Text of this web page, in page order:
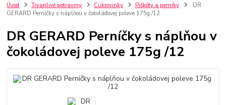
Úvod Trvanlivé potraviny Cukrovinky Piškóty a perníky
DR
GERARD Perníčky s náplňou v čokoládovej poleve 175g /12
DR GERARD Perníčky s náplňou v
čokoládovej poleve 175g /12